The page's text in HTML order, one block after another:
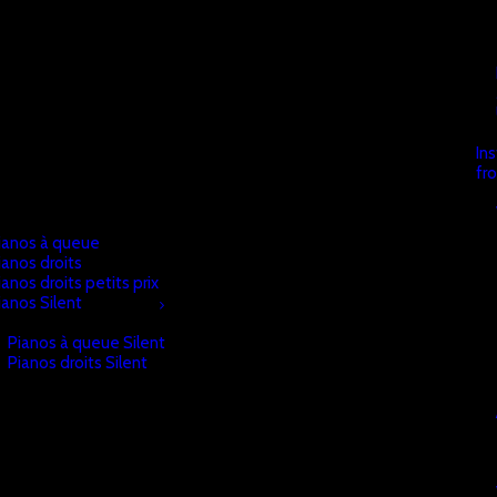
à queue
droits
droits petits prix
Silent
Pianos à queue Silent
Pianos droits Silent